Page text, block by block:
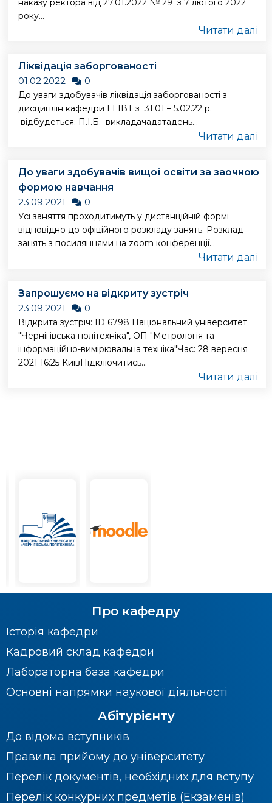
наказу ректора від 27.01.2022 № 29 з 7 лютого 2022
року...
Читати далі
Ліквідація заборгованості
01.02.2022
0
До уваги здобувачів ліквідація заборгованості з
дисциплін кафедри ЕІ ІВТ з 31.01 – 5.02.22 р.
відбудеться: П.І.Б. викладачадатадень...
Читати далі
До уваги здобувачів вищої освіти за заочною
формою навчання
23.09.2021
0
Усі заняття проходитимуть у дистанційній формі
відповідно до офіційного розкладу занять. Розклад
занять з посиляннями на zoom конференції...
Читати далі
Запрошуємо на відкриту зустріч
23.09.2021
0
Відкрита зустріч: ID 6798 Національний університет
"Чернігівська політехніка", ОП "Метрологія та
інформаційно-вимірювальна техніка"Час: 28 вересня
2021 16:25 КиївПідключитись...
Читати далі
Про кафедру
Історія кафедри
Кадровий склад кафедри
Лабораторна база кафедри
Основні напрямки наукової діяльності
Абітурієнту
До відома вступників
Правила прийому до університету
Перелік документів, необхідних для вступу
Перелік конкурних предметів (Екзаменів)